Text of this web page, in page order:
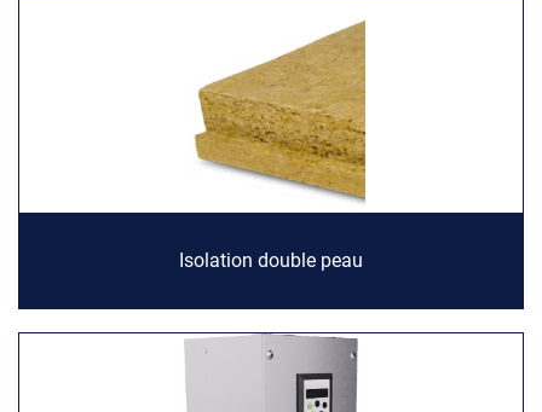
Isolation double peau